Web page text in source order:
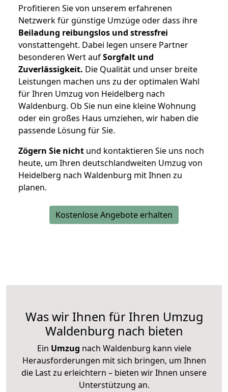
Profitieren Sie von unserem erfahrenen
Netzwerk für günstige Umzüge oder dass ihre
Beiladung reibungslos und stressfrei
vonstattengeht. Dabei legen unsere Partner
besonderen Wert aufSorgfalt und
Zuverlässigkeit. Die Qualität und unser breite
Leistungen machen uns zu der optimalen Wahl
für Ihren Umzug von Heidelberg nach
Waldenburg. Ob Sie nun eine kleine Wohnung
oder ein großes Haus umziehen, wir haben die
passende Lösung für Sie.
Zögern Sie nicht und kontaktieren Sie uns noch
heute, um Ihren deutschlandweiten Umzug von
Heidelberg nach Waldenburg mit Ihnen zu
planen.
Kostenlose Angebote erhalten
Was wir Ihnen für Ihren Umzug
Waldenburg nach bieten
Ein Umzug nach Waldenburg kann viele
Herausforderungen mit sich bringen, um Ihnen
die Last zu erleichtern – bieten wir Ihnen unsere
Unterstützung an.